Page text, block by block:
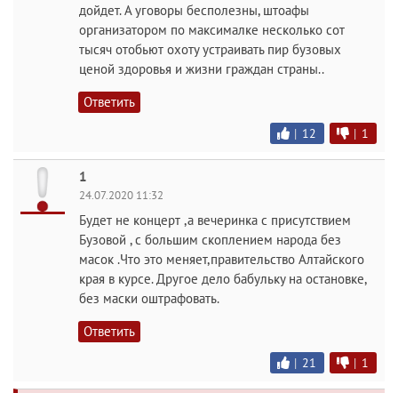
дойдет. А уговоры бесполезны, штоафы
организатором по максималке несколько сот
тысяч отобьют охоту устраивать пир бузовых
ценой здоровья и жизни граждан страны..
Ответить
| 12 | 1
1
24.07.2020 11:32
Будет не концерт ,а вечеринка с присутствием
Бузовой , с большим скоплением народа без
масок .Что это меняет,правительство Алтайского
края в курсе. Другое дело бабульку на остановке,
без маски оштрафовать.
Ответить
| 21 | 1